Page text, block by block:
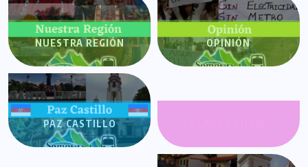
NUESTRA REGIÓN OPINIÓN
PAZ CASTILLO